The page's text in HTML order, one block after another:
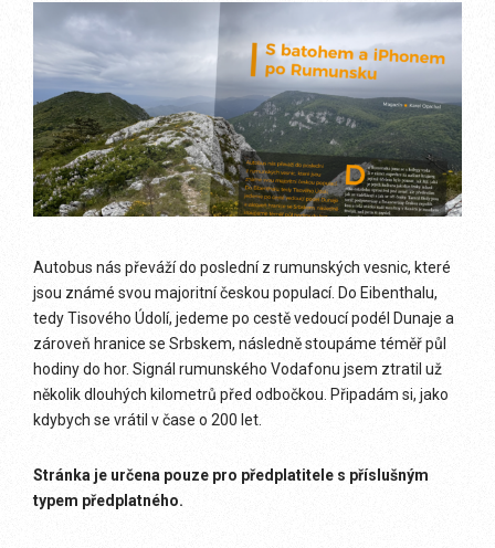
Autobus nás převáží do poslední z rumunských vesnic, které
jsou známé svou majoritní českou populací. Do Eibenthalu,
tedy Tisového Údolí, jedeme po cestě vedoucí podél Dunaje a
zároveň hranice se Srbskem, následně stoupáme téměř půl
hodiny do hor. Signál rumunského Vodafonu jsem ztratil už
několik dlouhých kilometrů před odbočkou. Připadám si, jako
kdybych se vrátil v čase o 200 let.
Stránka je určena pouze pro předplatitele s příslušným
typem předplatného.